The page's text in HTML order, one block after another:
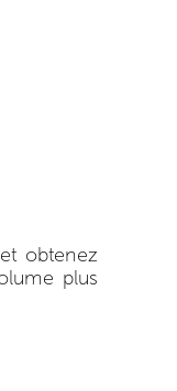
obtenez
plus